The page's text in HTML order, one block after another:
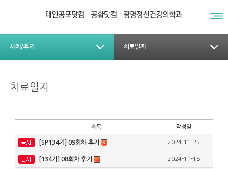
사례/후기 치료일지
치료일지
제목 작성일
[SP134기] 09회차 후기 2024-11-25
[134기] 08회차 후기 2024-11-18